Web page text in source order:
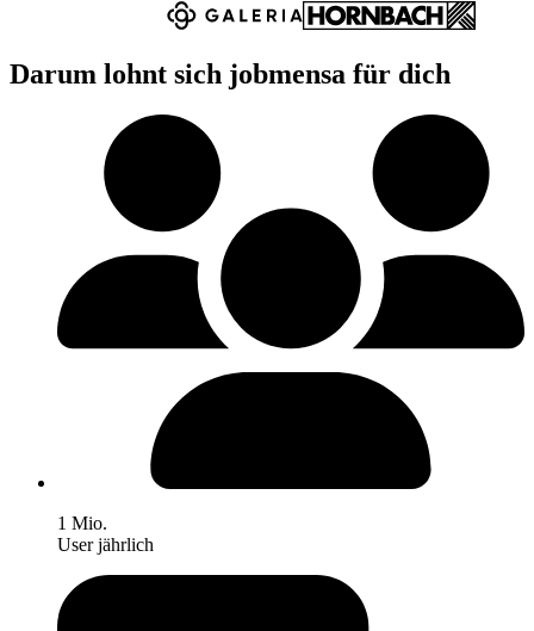
Darum lohnt sich jobmensa für dich
1 Mio.
User jährlich